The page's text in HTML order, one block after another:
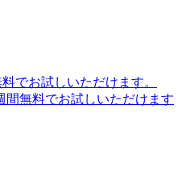
でお試しいただけます。
間無料でお試しいただけます